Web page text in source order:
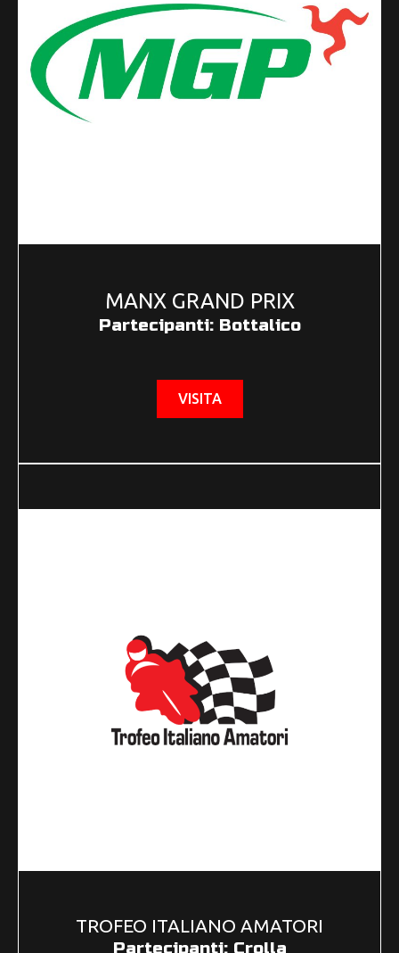
MANX GRAND PRIX
Partecipanti: Bottalico
VISITA
TROFEO ITALIANO AMATORI
Partecipanti: Crolla